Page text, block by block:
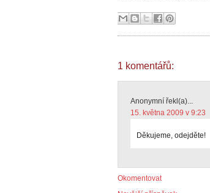
1 komentářů:
Anonymní řekl(a)...
15. května 2009 v 9:23
Děkujeme, odejděte!
Okomentovat